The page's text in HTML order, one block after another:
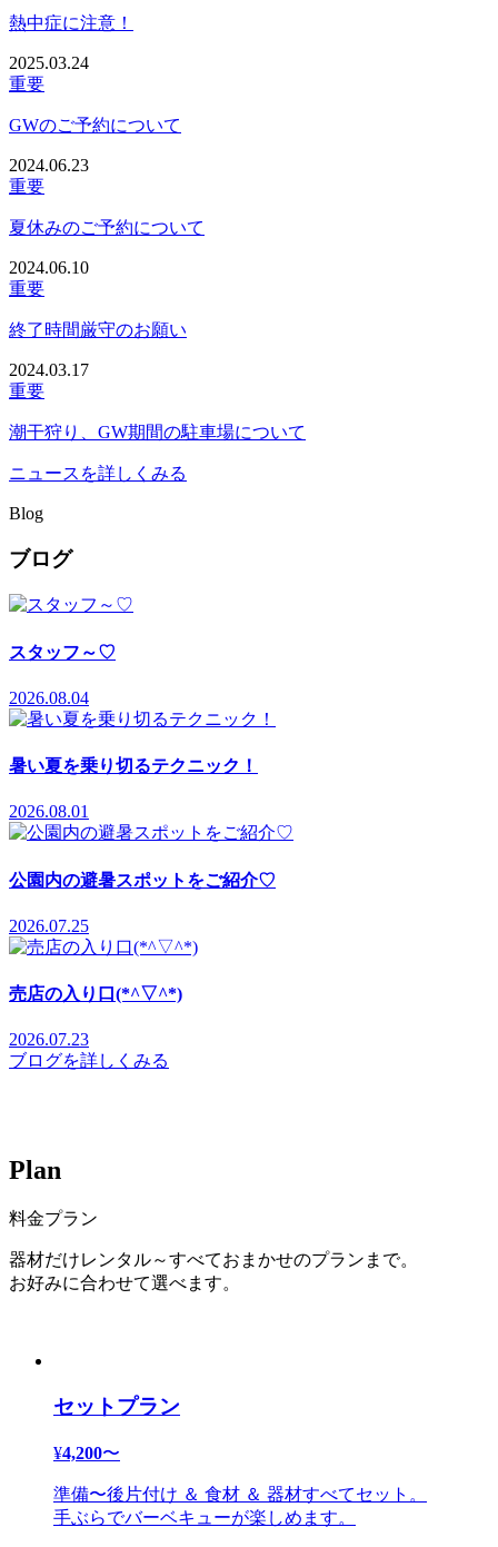
熱中症に注意！
2025.03.24
重要
GWのご予約について
2024.06.23
重要
夏休みのご予約について
2024.06.10
重要
終了時間厳守のお願い
2024.03.17
重要
潮干狩り、GW期間の駐車場について
ニュースを詳しくみる
Blog
ブログ
スタッフ～♡
2026.08.04
暑い夏を乗り切るテクニック！
2026.08.01
公園内の避暑スポットをご紹介♡
2026.07.25
売店の入り口(*^▽^*)
2026.07.23
ブログを詳しくみる
Plan
料金プラン
器材だけレンタル～すべておまかせのプランまで。
お好みに合わせて選べます。
セットプラン
¥4,200〜
準備〜後片付け ＆ 食材 ＆ 器材すべてセット。
手ぶらでバーベキューが楽しめます。